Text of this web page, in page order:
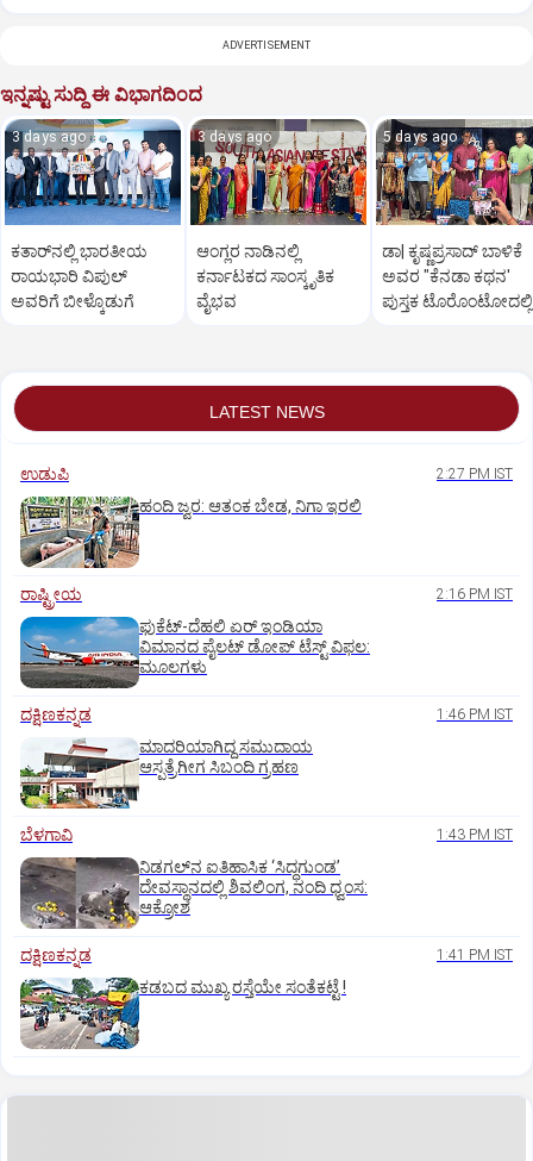
ADVERTISEMENT
ಇನ್ನಷ್ಟು ಸುದ್ದಿ ಈ ವಿಭಾಗದಿಂದ
3 days ago
ಕತಾರ್‌ನಲ್ಲಿ ಭಾರತೀಯ
ರಾಯಭಾರಿ ವಿಪುಲ್‌
ಅವರಿಗೆ ಬೀಳ್ಕೊಡುಗೆ
3 days ago
ಆಂಗ್ಲರ ನಾಡಿನಲ್ಲಿ
ಕರ್ನಾಟಕದ ಸಾಂಸ್ಕೃತಿಕ‌
ವೈಭವ
5 days ago
ಡಾ| ಕೃಷ್ಣಪ್ರಸಾದ್‌ ಬಾಳಿಕೆ
ಅವರ "ಕೆನಡಾ ಕಥನ'
ಪುಸ್ತಕ ಟೊರೊಂಟೋದಲ್ಲಿ
LATEST NEWS
ಉಡುಪಿ 2:27 PM IST
ಹಂದಿ ಜ್ವರ: ಆತಂಕ ಬೇಡ, ನಿಗಾ ಇರಲಿ
ರಾಷ್ಟ್ರೀಯ 2:16 PM IST
ಫುಕೆಟ್‌-ದೆಹಲಿ ಏರ್‌ ಇಂಡಿಯಾ
ವಿಮಾನದ ಪೈಲಟ್‌ ಡೋಪ್‌ ಟೆಸ್ಟ್‌ ವಿಫಲ:
ಮೂಲಗಳು
ದಕ್ಷಿಣಕನ್ನಡ 1:46 PM IST
ಮಾದರಿಯಾಗಿದ್ದ ಸಮುದಾಯ
ಆಸ್ಪತ್ರೆಗೀಗ ಸಿಬಂದಿ ಗ್ರಹಣ
ಬೆಳಗಾವಿ 1:43 PM IST
ನಿಡಗಲ್‌ನ ಐತಿಹಾಸಿಕ ‘ಸಿದ್ಧಗುಂಡ’
ದೇವಸ್ಥಾನದಲ್ಲಿ ಶಿವಲಿಂಗ, ನಂದಿ ಧ್ವಂಸ:
ಆಕ್ರೋಶ
ದಕ್ಷಿಣಕನ್ನಡ 1:41 PM IST
ಕಡಬದ ಮುಖ್ಯ ರಸ್ತೆಯೇ ಸಂತೆಕಟ್ಟೆ !